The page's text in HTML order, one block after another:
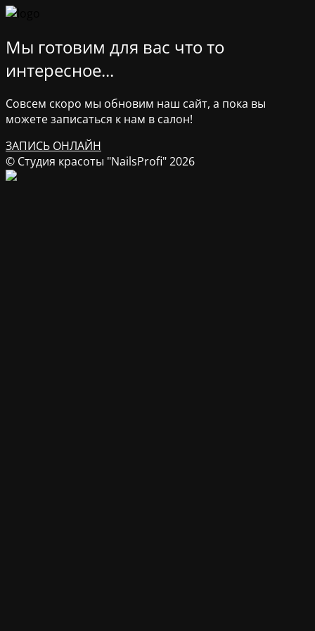
Мы готовим для вас что то
интересное...
Совсем скоро мы обновим наш сайт, а пока вы
можете записаться к нам в салон!
ЗАПИСЬ ОНЛАЙН
© Студия красоты "NailsProfi" 2026